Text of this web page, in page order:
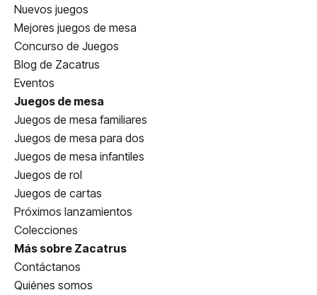
Nuevos juegos
Mejores juegos de mesa
Concurso de Juegos
Blog de Zacatrus
Eventos
Juegos de mesa
Juegos de mesa familiares
Juegos de mesa para dos
Juegos de mesa infantiles
Juegos de rol
Juegos de cartas
Próximos lanzamientos
Colecciones
Más sobre Zacatrus
Contáctanos
Quiénes somos